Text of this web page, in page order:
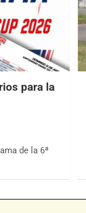
para la
de la 6ª